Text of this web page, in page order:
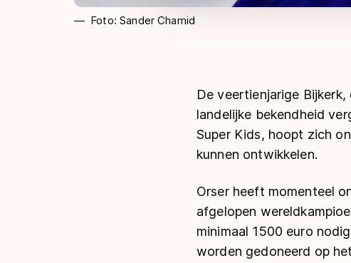
Foto: Sander Chamid
De veertienjarige
landelijke bekendheid
Super Kids, hoopt zich
kunnen ontwikkelen.
Orser heeft momenteel
afgelopen
minimaal 1500 euro
worden gedoneerd op